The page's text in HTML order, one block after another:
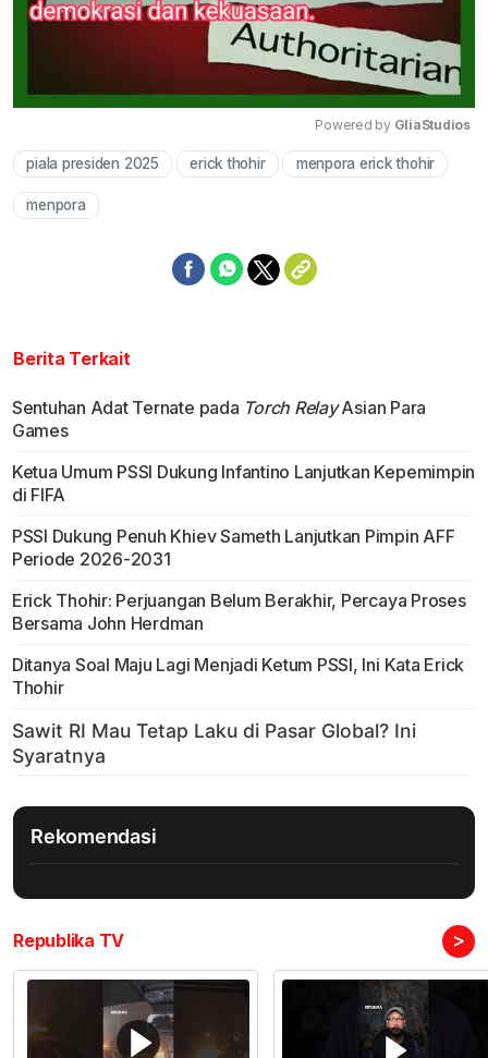
Mute
Powered by GliaStudios
piala presiden 2025 erick thohir menpora erick thohir
menpora
Berita Terkait
Sentuhan Adat Ternate pada Torch RelayAsian Para
Games
Ketua Umum PSSI Dukung Infantino Lanjutkan Kepemimpin
di FIFA
PSSI Dukung Penuh Khiev Sameth Lanjutkan Pimpin AFF
Periode 2026-2031
Erick Thohir: Perjuangan Belum Berakhir, Percaya Proses
Bersama John Herdman
Ditanya Soal Maju Lagi Menjadi Ketum PSSI, Ini Kata Erick
Thohir
Rekomendasi
Republika TV >